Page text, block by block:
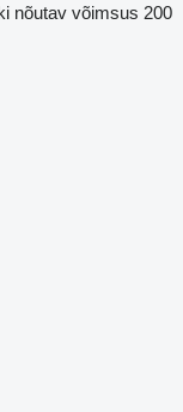
nõutav võimsus 200